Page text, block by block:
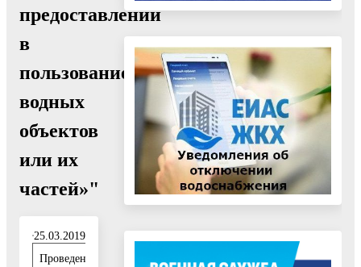
предоставлении
в
пользование
водных
объектов
или их
частей»"
25.03.2019
Проведение